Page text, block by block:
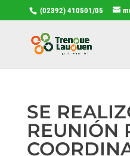
(02392) 410501/05
SE
REUNIÓN